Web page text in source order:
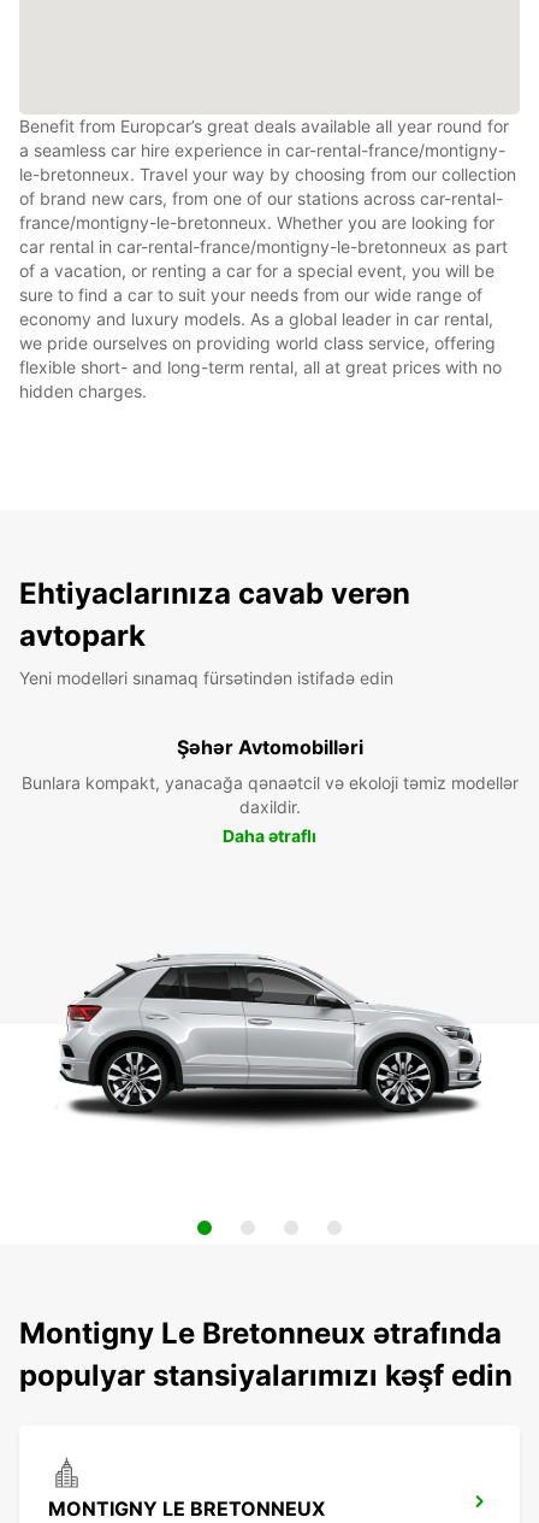
Benefit from Europcar’s great deals available all year round for
a seamless car hire experience in car-rental-france/montigny-
le-bretonneux. Travel your way by choosing from our collection
of brand new cars, from one of our stations across car-rental-
france/montigny-le-bretonneux. Whether you are looking for
car rental in car-rental-france/montigny-le-bretonneux as part
of a vacation, or renting a car for a special event, you will be
sure to find a car to suit your needs from our wide range of
economy and luxury models. As a global leader in car rental,
we pride ourselves on providing world class service, offering
flexible short- and long-term rental, all at great prices with no
hidden charges.
Ehtiyaclarınıza cavab verən
avtopark
Yeni modelləri sınamaq fürsətindən istifadə edin
Şəhər Avtomobilləri
Bunlara kompakt, yanacağa qənaətcil və ekoloji təmiz modellər
daxildir.
Daha ətraflı
Montigny Le Bretonneux ətrafında
populyar stansiyalarımızı kəşf edin
MONTIGNY LE BRETONNEUX